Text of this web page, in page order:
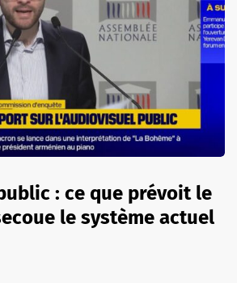
: ce que prévoit le
le système actuel